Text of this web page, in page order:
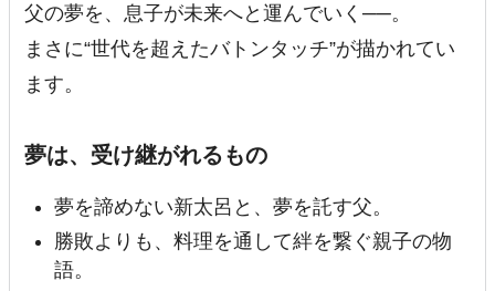
父の夢を、息子が未来へと運んでいく──。
まさに“世代を超えたバトンタッチ”が描かれてい
ます。
夢は、受け継がれるもの
夢を諦めない新太呂と、夢を託す父。
勝敗よりも、料理を通して絆を繋ぐ親子の物
語。